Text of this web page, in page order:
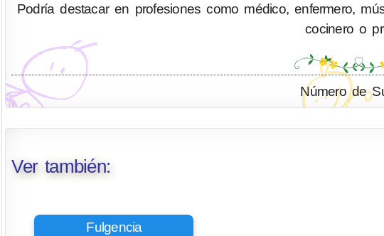
Podría destacar en profesiones como médico, enfermero,
cocinero o
Número de
Ver también:
Fulgencia